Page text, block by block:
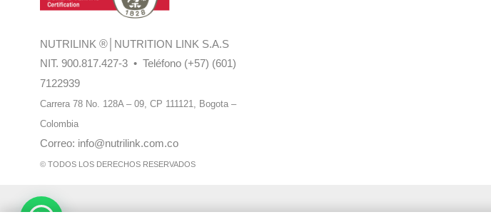
NUTRILINK® │NUTRITION LINK S.A.S
NIT. 900.817.427-3 • Teléfono (+57) (601)
7122939
Carrera 78 No. 128A – 09, CP 111121, Bogota –
Colombia
Correo: info@nutrilink.com.co
© TODOS LOS DERECHOS RESERVADOS